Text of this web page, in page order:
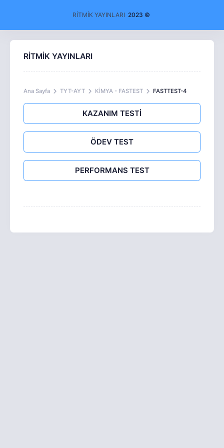
RİTMİK YAYINLARI 2023 ©
RİTMİK YAYINLARI
Ana Sayfa TYT-AYT KİMYA - FASTEST FASTTEST-4
KAZANIM TESTİ
ÖDEV TEST
PERFORMANS TEST